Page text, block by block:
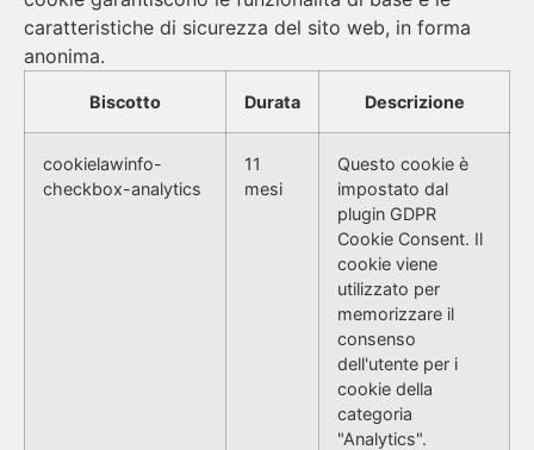
caratteristiche di sicurezza del sito web, in forma
anonima.
Biscotto Durata Descrizione
cookielawinfo-
checkbox-analytics
11
mesi
Questo cookie è
impostato dal
plugin GDPR
Cookie Consent. Il
cookie viene
utilizzato per
memorizzare il
consenso
dell'utente per i
cookie della
categoria
"Analytics".